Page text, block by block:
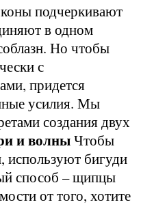
подчеркивают
в одном
Но чтобы
с
придется
усилия. Мы
создания двух
и волныЧтобы
используют бигуди
способ – щипцы
от того, хотите